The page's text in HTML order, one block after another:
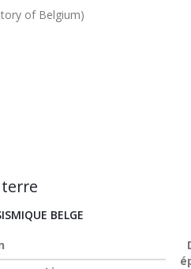
of Belgium)
BELGE